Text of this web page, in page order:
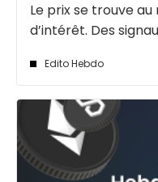
Le prix se trouve au
d’intérêt. Des
Edito Hebdo